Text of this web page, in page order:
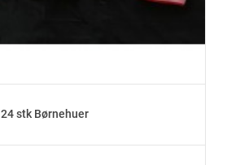
24 stk Børnehuer